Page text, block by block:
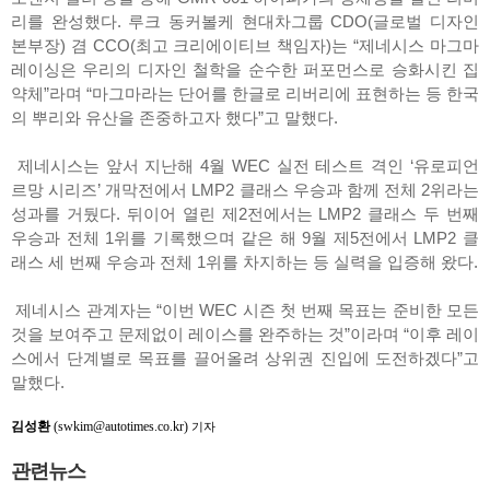
리를 완성했다. 루크 동커볼케 현대차그룹 CDO(글로벌 디자인
본부장) 겸 CCO(최고 크리에이티브 책임자)는 “제네시스 마그마
레이싱은 우리의 디자인 철학을 순수한 퍼포먼스로 승화시킨 집
약체”라며 “마그마라는 단어를 한글로 리버리에 표현하는 등 한국
의 뿌리와 유산을 존중하고자 했다”고 말했다.
제네시스는 앞서 지난해 4월 WEC 실전 테스트 격인 ‘유로피언
르망 시리즈’ 개막전에서 LMP2 클래스 우승과 함께 전체 2위라는
성과를 거뒀다. 뒤이어 열린 제2전에서는 LMP2 클래스 두 번째
우승과 전체 1위를 기록했으며 같은 해 9월 제5전에서 LMP2 클
래스 세 번째 우승과 전체 1위를 차지하는 등 실력을 입증해 왔다.
제네시스 관계자는 “이번 WEC 시즌 첫 번째 목표는 준비한 모든
것을 보여주고 문제없이 레이스를 완주하는 것”이라며 “이후 레이
스에서 단계별로 목표를 끌어올려 상위권 진입에 도전하겠다”고
말했다.
김성환(swkim@autotimes.co.kr) 기자
관련뉴스